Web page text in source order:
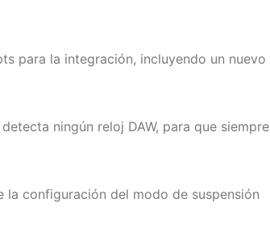
para la integración, incluyendo un nuevo
ningún reloj DAW, para que siempre
la configuración del modo de suspensión